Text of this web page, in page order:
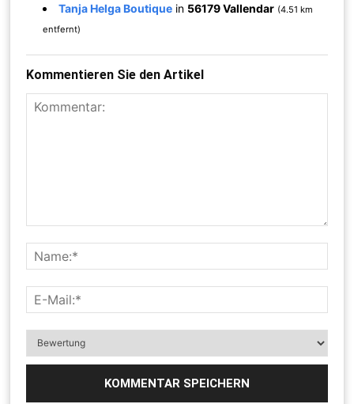
Tanja Helga Boutique in 56179 Vallendar (4.51 km
entfernt)
Kommentieren Sie den Artikel